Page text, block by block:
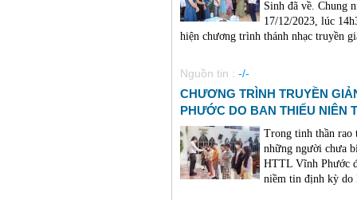
Sinh đã về. Chung
17/12/2023, lúc
hiện chương trình thánh nhạc truyền
Nguồn tin : -/-
CHƯƠNG TRÌNH TRUYỀN
PHƯỚC DO BAN THIẾU NIÊN
Trong tinh thần rao
những người chưa
HTTL Vĩnh Phước
niềm tin định kỳ do